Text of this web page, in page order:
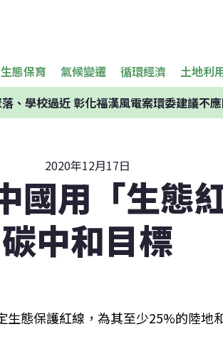
生態保育 氣候變遷 循環經濟 土地利
、學校過近 彰化福漢風電案環委建議不
2020年12月17日
國用「生態
碳中和目標
生態保護紅線，為其至少25%的陸地